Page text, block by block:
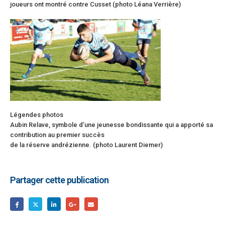
joueurs ont montré contre Cusset (photo Léana Verrière)
Légendes photos
Aubin Relave, symbole d’une jeunesse bondissante qui a apporté sa
contribution au premier succès
de la réserve andrézienne. (photo Laurent Diemer)
Partager cette publication